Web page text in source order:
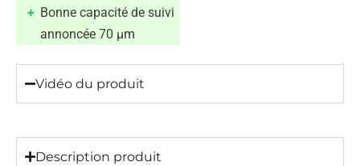
Bonne capacité de suivi
annoncée 70 µm
Vidéo du produit
Description produit